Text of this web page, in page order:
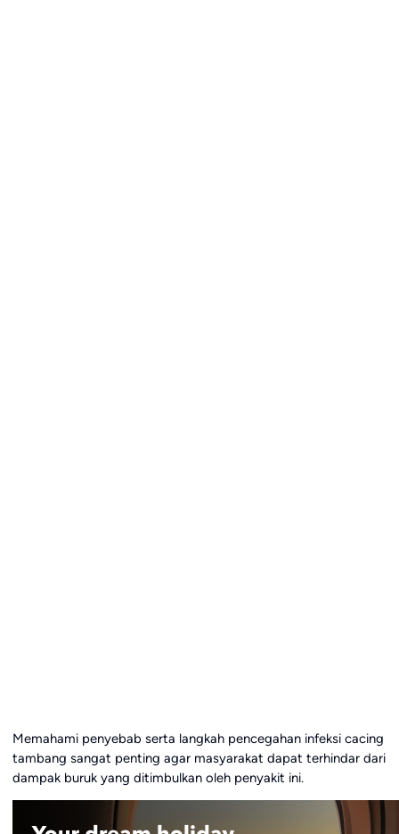
Memahami penyebab serta langkah pencegahan infeksi cacing
tambang sangat penting agar masyarakat dapat terhindar dari
dampak buruk yang ditimbulkan oleh penyakit ini.